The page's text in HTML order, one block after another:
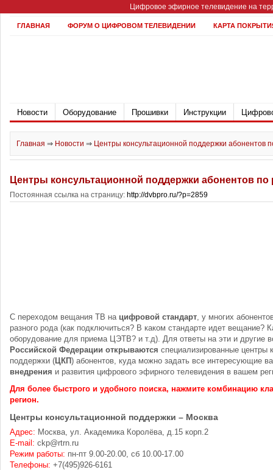
Цифровое эфирное телевидение на
ГЛАВНАЯ ФОРУМ О ЦИФРОВОМ ТЕЛЕВИДЕНИИ КАРТА
Новости Оборудование Прошивки Инструкции
Главная ⇒ Новости ⇒ Центры консультационной поддержки абонентов
Центры консультационной поддержки абонентов по
Постоянная ссылка на страницу: http://dvbpro.ru/?p=2859
С переходом вещания ТВ на цифровой стандарт, у многих
разного рода (как подключиться? В каком стандарте идет вещание?
оборудование для приема ЦЭТВ? и т.д). Для ответы на эти и другие
Российской Федерации открываются специализированные центры
поддержки (ЦКП) абонентов, куда можно задать все интересующие
внедрения и развития цифрового эфирного телевидения в вашем
Для более быстрого и удобного поиска, нажмите комбинацию
регион.
Центры консультационной поддержки – Москва
Адрес: Москва, ул. Академика Королёва, д.15 корп.2
E-mail: ckp@rtrn.ru
Режим работы: пн-пт 9.00-20.00, сб 10.00-17.00
Телефоны: +7(495)926-6161